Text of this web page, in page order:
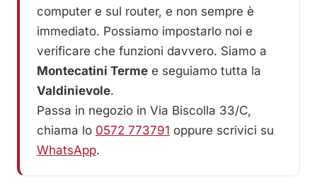
computer e sul router, e non sempre è
immediato. Possiamo impostarlo noi e
verificare che funzioni davvero. Siamo a
Montecatini Terme e seguiamo tutta la
Valdinievole.
Passa in negozio in Via Biscolla 33/C,
chiama lo 0572 773791 oppure scrivici su
WhatsApp.